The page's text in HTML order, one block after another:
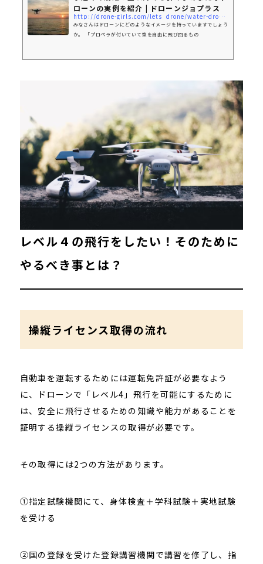
ローンの実例を紹介 | ドローンジョプラス
http://drone-girls.com/lets_drone/water-drone-ex/
みなさんはドローンにどのようなイメージを持っていますでしょう
か。 「プロペラが付いていて空を自由に飛び回るもの
レベル４の飛行をしたい！そのために
やるべき事とは？
操縦ライセンス取得の流れ
自動車を運転するためには運転免許証が必要なよう
に、ドローンで「レベル4」飛行を可能にするために
は、安全に飛行させるための知識や能力があることを
証明する操縦ライセンスの取得が必要です。
その取得には2つの方法があります。
➀指定試験機関にて、身体検査＋学科試験＋実地試験
を受ける
②国の登録を受けた登録講習機関で講習を修了し、指